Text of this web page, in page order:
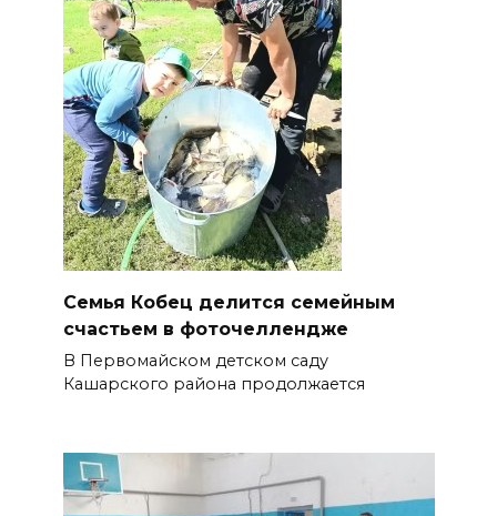
Семья Кобец делится семейным
счастьем в фоточеллендже
В Первомайском детском саду
Кашарского района продолжается